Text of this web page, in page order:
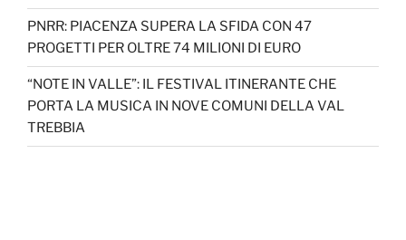
PNRR: PIACENZA SUPERA LA SFIDA CON 47
PROGETTI PER OLTRE 74 MILIONI DI EURO
“NOTE IN VALLE”: IL FESTIVAL ITINERANTE CHE
PORTA LA MUSICA IN NOVE COMUNI DELLA VAL
TREBBIA